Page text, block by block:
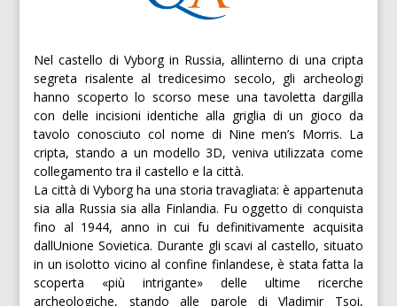
Nel castello di Vyborg in Russia, allinterno di una cripta
segreta risalente al tredicesimo secolo, gli archeologi
hanno scoperto lo scorso mese una tavoletta dargilla
con delle incisioni identiche alla griglia di un gioco da
tavolo conosciuto col nome di Nine men’s Morris. La
cripta, stando a un modello 3D, veniva utilizzata come
collegamento tra il castello e la città.
La città di Vyborg ha una storia travagliata: è appartenuta
sia alla Russia sia alla Finlandia. Fu oggetto di conquista
fino al 1944, anno in cui fu definitivamente acquisita
dallUnione Sovietica. Durante gli scavi al castello, situato
in un isolotto vicino al confine finlandese, è stata fatta la
scoperta «più intrigante» delle ultime ricerche
archeologiche, stando alle parole di Vladimir Tsoi,